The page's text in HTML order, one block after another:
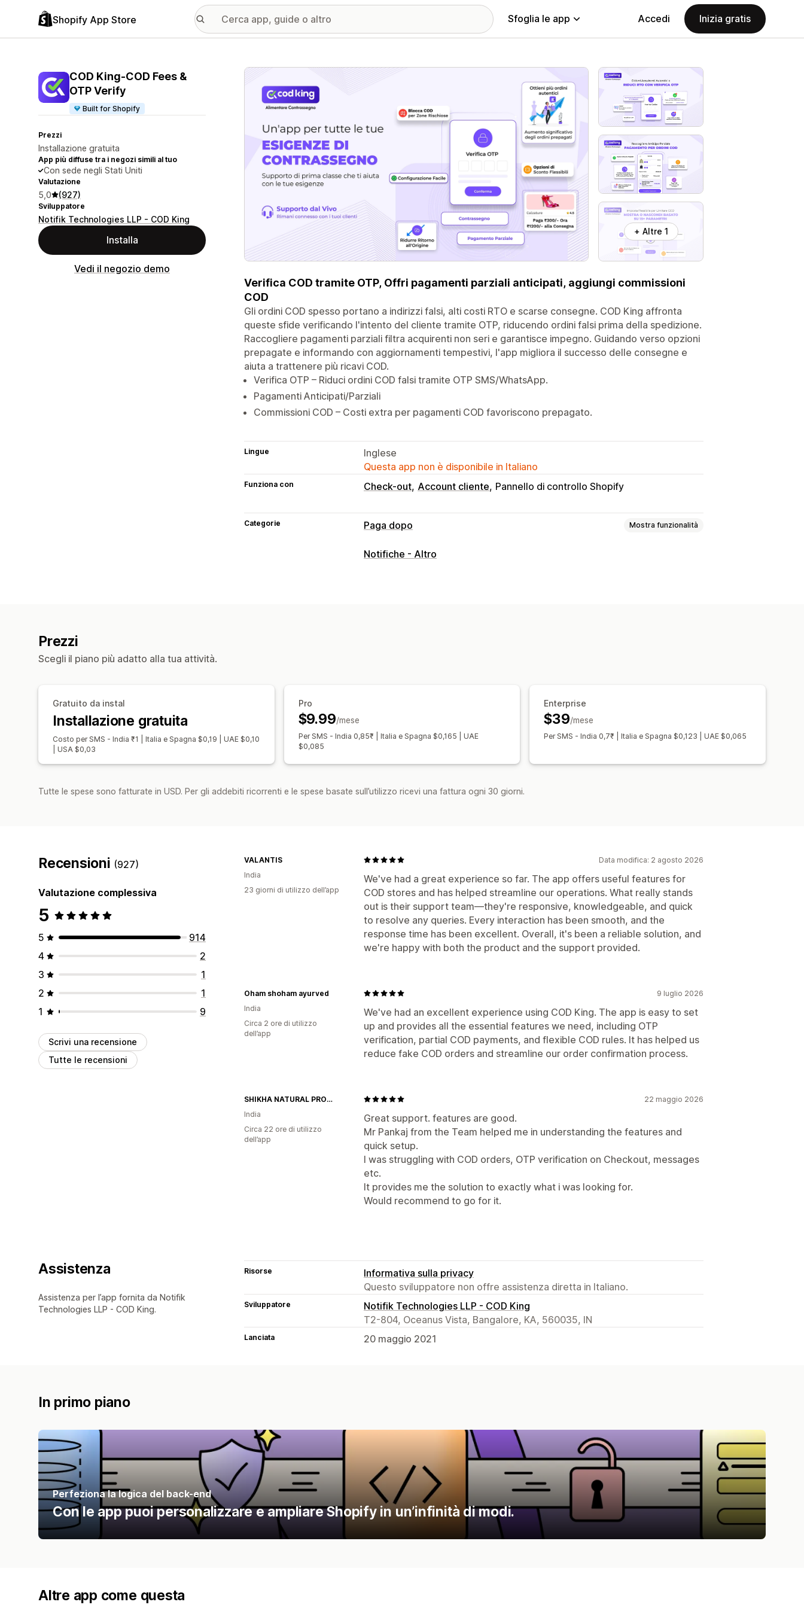
Shopify App Store Sfoglia le app Accedi Inizia gratis
COD King‑COD Fees &
OTP Verify
Built for Shopify
Prezzi
Installazione gratuita
App più diffuse tra i negozi simili al tuo
Con sede negli Stati Uniti
Valutazione
5,0 (927)
Sviluppatore
Notifik Technologies LLP - COD King
Installa
Vedi il negozio demo
Galleria immagini in evidenza
+ Altre 1
Verifica COD tramite OTP, Offri pagamenti parziali anticipati, aggiungi commissioni
COD
Gli ordini COD spesso portano a indirizzi falsi, alti costi RTO e scarse consegne. COD King affronta
queste sfide verificando l'intento del cliente tramite OTP, riducendo ordini falsi prima della spedizione.
Raccogliere pagamenti parziali filtra acquirenti non seri e garantisce impegno. Guidando verso opzioni
prepagate e informando con aggiornamenti tempestivi, l'app migliora il successo delle consegne e
aiuta a trattenere più ricavi COD.
Verifica OTP – Riduci ordini COD falsi tramite OTP SMS/WhatsApp.
Pagamenti Anticipati/Parziali
Commissioni COD – Costi extra per pagamenti COD favoriscono prepagato.
Lingue
Inglese
Questa app non è disponibile in Italiano
Funziona con Check-out Account cliente Pannello di controllo Shopify
Categorie Paga dopo Mostra funzionalità
Gestione del contrassegno
Convalida degli indirizzi
Sconti
Recupero del carrello
Notifiche - Altro
Prezzi
Scegli il piano più adatto alla tua attività.
Gratuito da instal
Installazione gratuita
Costo per SMS - India ₹1 | Italia e Spagna $0,19 | UAE $0,10
| USA $0,03
Pro
$9.99/mese
Per SMS - India 0,85₹ | Italia e Spagna $0,165 | UAE
$0,085
Enterprise
$39/mese
Per SMS - India 0,7₹ | Italia e Spagna $0,123 | UAE $0,065
Tutte le spese sono fatturate in USD. Per gli addebiti ricorrenti e le spese basate sull’utilizzo ricevi una fattura ogni 30 giorni.
Recensioni (927)
Valutazione complessiva
5
5
914
4
2
3
1
2
1
1
9
Scrivi una recensione
Tutte le recensioni
Data modifica: 2 agosto 2026
We've had a great experience so far. The app offers useful features for
COD stores and has helped streamline our operations. What really stands
out is their support team—they're responsive, knowledgeable, and quick
to resolve any queries. Every interaction has been smooth, and the
response time has been excellent. Overall, it's been a reliable solution, and
we're happy with both the product and the support provided.
VALANTIS
India
23 giorni di utilizzo dell’app
9 luglio 2026
We've had an excellent experience using COD King. The app is easy to set
up and provides all the essential features we need, including OTP
verification, partial COD payments, and flexible COD rules. It has helped us
reduce fake COD orders and streamline our order confirmation process.
Oham shoham ayurved
India
Circa 2 ore di utilizzo
dell’app
22 maggio 2026
Great support. features are good.
Mr Pankaj from the Team helped me in understanding the features and
quick setup.
I was struggling with COD orders, OTP verification on Checkout, messages
etc.
It provides me the solution to exactly what i was looking for.
Would recommend to go for it.
SHIKHA NATURAL PRODUCTS
India
Circa 22 ore di utilizzo
dell’app
Assistenza
Assistenza per l’app fornita da Notifik
Technologies LLP - COD King.
Risorse
Informativa sulla privacy
Questo sviluppatore non offre assistenza diretta in Italiano.
Sviluppatore
Notifik Technologies LLP - COD King
T2-804, Oceanus Vista, Bangalore, KA, 560035, IN
Lanciata 20 maggio 2021
In primo piano
Perfeziona la logica del back-end
Con le app puoi personalizzare e ampliare Shopify in un’infinità di modi.
Altre app come questa